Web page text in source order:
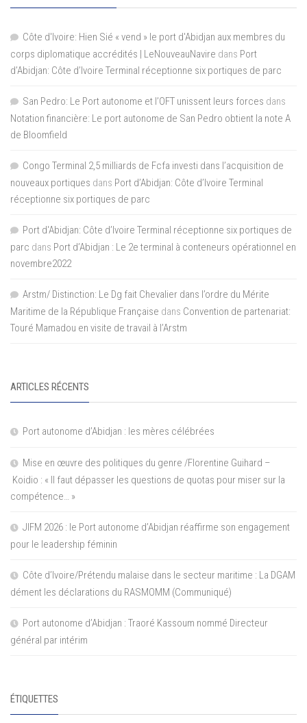
Côte d'Ivoire: Hien Sié « vend » le port d'Abidjan aux membres du
corps diplomatique accrédités | LeNouveauNavire dans Port
d’Abidjan: Côte d’Ivoire Terminal réceptionne six portiques de parc
San Pedro: Le Port autonome et l’OFT unissent leurs forces dans
Notation financière: Le port autonome de San Pedro obtient la note A
de Bloomfield
Congo Terminal 2,5 milliards de Fcfa investi dans l’acquisition de
nouveaux portiques dans Port d’Abidjan: Côte d’Ivoire Terminal
réceptionne six portiques de parc
Port d'Abidjan: Côte d’Ivoire Terminal réceptionne six portiques de
parc dans Port d’Abidjan : Le 2e terminal à conteneurs opérationnel en
novembre2022
Arstm/ Distinction: Le Dg fait Chevalier dans l’ordre du Mérite
Maritime de la République Française dans Convention de partenariat:
Touré Mamadou en visite de travail à l’Arstm
ARTICLES RÉCENTS
Port autonome d’Abidjan : les mères célébrées
Mise en œuvre des politiques du genre /Florentine Guihard –
Koidio : « Il faut dépasser les questions de quotas pour miser sur la
compétence… »
JIFM 2026 : le Port autonome d’Abidjan réaffirme son engagement
pour le leadership féminin
Côte d’Ivoire/Prétendu malaise dans le secteur maritime : La DGAM
dément les déclarations du RASMOMM (Communiqué)
Port autonome d’Abidjan : Traoré Kassoum nommé Directeur
général par intérim
ÉTIQUETTES